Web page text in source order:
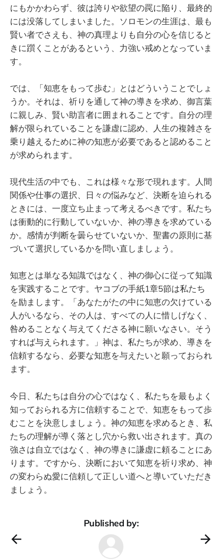
にもかかわらず、彼は誇りや欲望の罠に陥り、最終的
には没落してしまいました。ソロモンの生涯は、最も
賢い者でさえも、神の真理よりも自分の心を信じると
きに躓くことがあるという、力強い戒めとなっていま
す。
では、「知恵をもって歩む」とはどういうことでしょ
うか。それは、祈りを通して神の導きを求め、御言葉
に親しみ、賢い助言者に囲まれることです。自分の理
解が限られていることを謙虚に認め、人生の複雑さを
乗り越えるために神の知恵が必要であると認めること
が求められます。
現代生活の中でも、これは様々な形で現れます。人間
関係や仕事の選択、日々の悩みなど、決断を迫られる
ときには、一度立ち止まって考えるべきです。私たち
は衝動的に行動していないか、神の導きを求めている
か。感情が判断を曇らせていないか、聖書の原則に基
づいて選択しているかを問い直しましょう。
知恵とは単なる知識ではなく、神の御心に従って知識
を実践することです。ヤコブの手紙1章5節は私たち
を励まします。「あなたがたの中に知恵の欠けている
人がいるなら、その人は、すべての人に惜しげなく、
咎めることなく与えてくださる神に願いなさい。そう
すれば与えられます。」神は、私たちが求め、導きを
信頼するなら、必要な知恵を与えたいと願っておられ
ます。
今日、私たちは自分の心ではなく、私たちを最もよく
知っておられる方に信頼することで、知恵をもって歩
むことを決意しましょう。神の知恵を求めるとき、私
たちの理解が導く落とし穴から救い出されます。真の
強さは自立ではなく、神の導きに謙虚に頼ることにあ
ります。ですから、決断において知恵を祈り求め、神
の変わらぬ愛に信頼して正しい道へと導いていただき
ましょう。
Published by: